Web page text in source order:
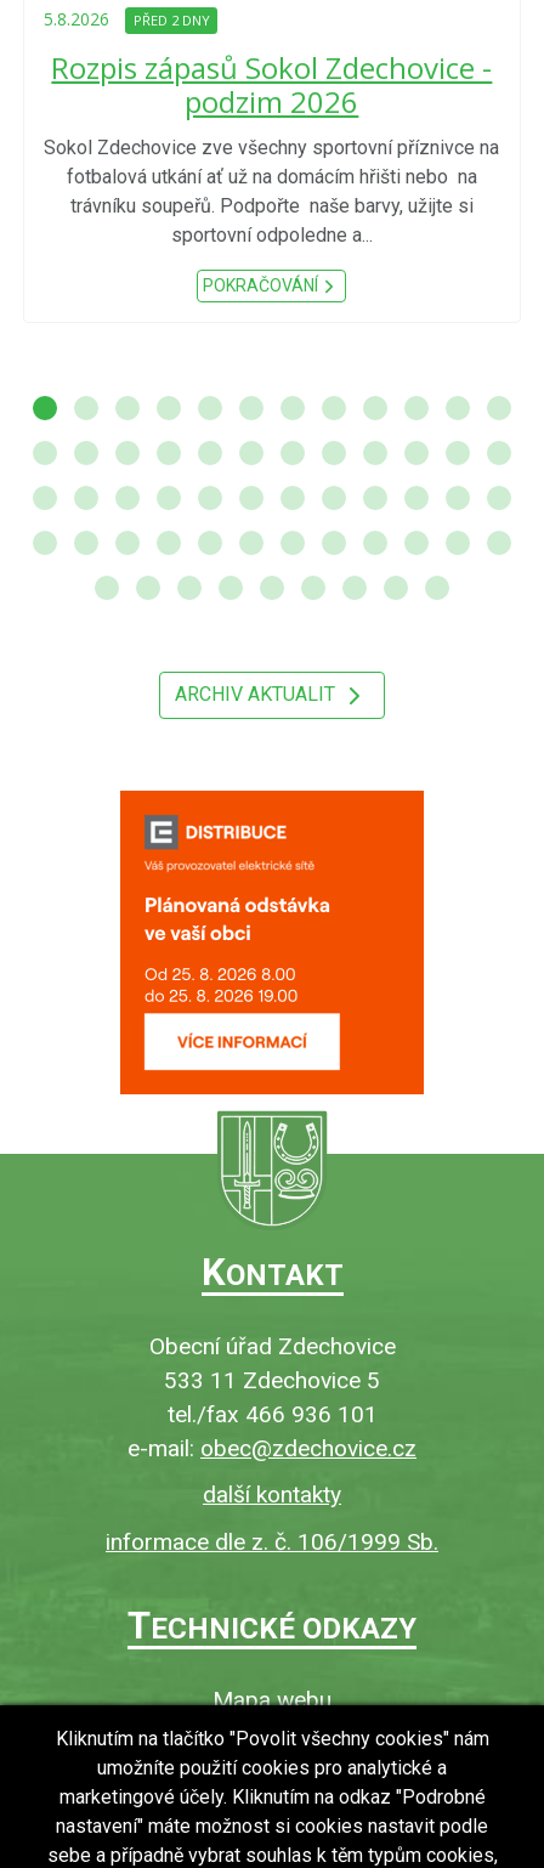
5.8.2026 PŘED 2 DNY
Rozpis zápasů Sokol Zdechovice -
podzim 2026
Sokol Zdechovice zve všechny sportovní příznivce na
fotbalová utkání ať už na domácím hřišti nebo na
trávníku soupeřů. Podpořte naše barvy, užijte si
sportovní odpoledne a...
POKRAČOVÁNÍ
ARCHIV AKTUALIT
KONTAKT
Obecní úřad Zdechovice
533 11 Zdechovice 5
tel./fax 466 936 101
e-mail: obec@zdechovice.cz
další kontakty
informace dle z. č. 106/1999 Sb.
TECHNICKÉ ODKAZY
Mapa webu
O webu
Povinně zveřejňované informace
Ochrana osobních údajů (GDPR)
Vyhledávání
Kliknutím na tlačítko "Povolit všechny cookies" nám
umožníte použití cookies pro analytické a
marketingové účely. Kliknutím na odkaz "Podrobné
nastavení" máte možnost si cookies nastavit podle
sebe a případně vybrat souhlas k těm typům cookies,